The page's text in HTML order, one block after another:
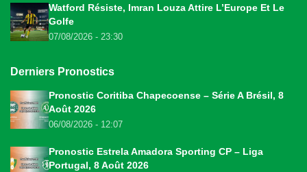
Watford Résiste, Imran Louza Attire L’Europe Et Le
Golfe
07/08/2026 - 23:30
Derniers Pronostics
Pronostic Coritiba Chapecoense – Série A Brésil, 8
Août 2026
06/08/2026 - 12:07
Pronostic Estrela Amadora Sporting CP – Liga
Portugal, 8 Août 2026